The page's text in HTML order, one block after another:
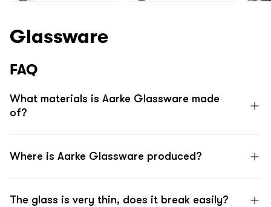
Glassware
FAQ
What materials is Aarke Glassware made
of?
Where is Aarke Glassware produced?
The glass is very thin, does it break easily?